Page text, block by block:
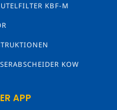
KBF-M
KOW
APP